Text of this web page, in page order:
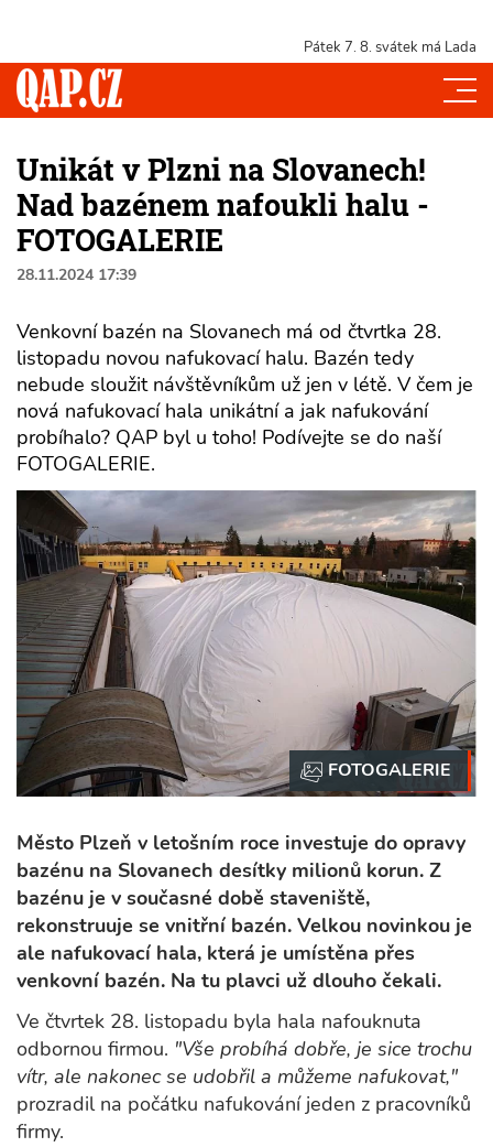
Pátek 7. 8. svátek má Lada
Unikát v Plzni na Slovanech!
Nad bazénem nafoukli halu -
FOTOGALERIE
28.11.2024 17:39
Venkovní bazén na Slovanech má od čtvrtka 28.
listopadu novou nafukovací halu. Bazén tedy
nebude sloužit návštěvníkům už jen v létě. V čem je
nová nafukovací hala unikátní a jak nafukování
probíhalo? QAP byl u toho! Podívejte se do naší
FOTOGALERIE.
Město Plzeň v letošním roce investuje do opravy
bazénu na Slovanech desítky milionů korun. Z
bazénu je v současné době staveniště,
rekonstruuje se vnitřní bazén. Velkou novinkou je
ale nafukovací hala, která je umístěna přes
venkovní bazén. Na tu plavci už dlouho čekali.
Ve čtvrtek 28. listopadu byla hala nafouknuta
odbornou firmou. "Vše probíhá dobře, je sice trochu
vítr, ale nakonec se udobřil a můžeme nafukovat,"
prozradil na počátku nafukování jeden z pracovníků
firmy.